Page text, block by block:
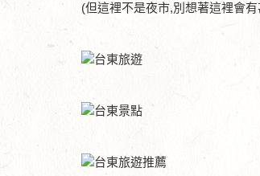
(但這裡不是夜市,別想著這裡會